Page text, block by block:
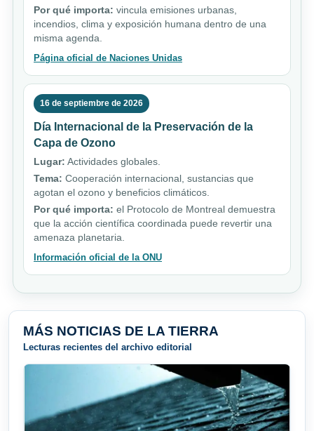
Por qué importa: vincula emisiones urbanas,
incendios, clima y exposición humana dentro de una
misma agenda.
Página oficial de Naciones Unidas
16 de septiembre de 2026
Día Internacional de la Preservación de la
Capa de Ozono
Lugar: Actividades globales.
Tema: Cooperación internacional, sustancias que
agotan el ozono y beneficios climáticos.
Por qué importa: el Protocolo de Montreal demuestra
que la acción científica coordinada puede revertir una
amenaza planetaria.
Información oficial de la ONU
MÁS NOTICIAS DE LA TIERRA
Lecturas recientes del archivo editorial